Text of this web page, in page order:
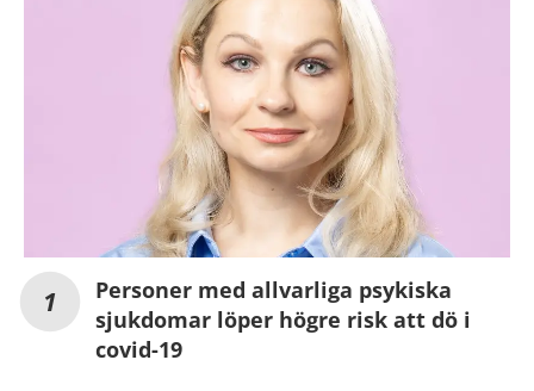
Personer med allvarliga psykiska
sjukdomar löper högre risk att dö i
covid-19